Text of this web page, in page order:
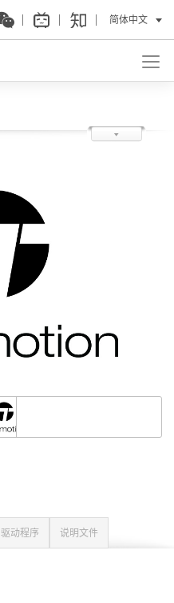
简体中文
驱动程序 说明文件